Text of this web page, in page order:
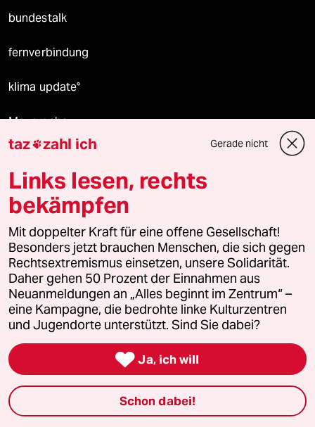
bundestalk
fernverbindung
klima update°
Mauerecho
reingehen
Newsletter
team zukunft
taz frisch
taz zahl ich
taz lab Infobrief
taz zahl ich Gerade nicht
Links lesen, rechts
bekämpfen
Mit doppelter Kraft für eine offene Gesellschaft!
Besonders jetzt brauchen Menschen, die sich gegen
Rechtsextremismus einsetzen, unsere Solidarität.
Daher gehen 50 Prozent der Einnahmen aus
Neuanmeldungen an „Alles beginnt im Zentrum“ –
eine Kampagne, die bedrohte linke Kulturzentren
und Jugendorte unterstützt. Sind Sie dabei?
 Ja, ich will
Schon dabei!